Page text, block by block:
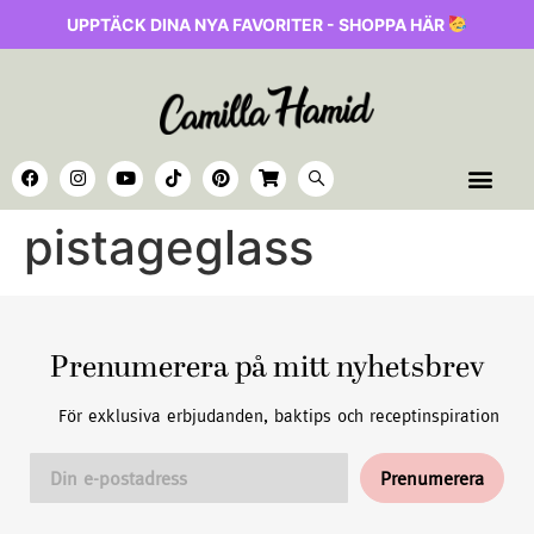
UPPTÄCK DINA NYA FAVORITER - SHOPPA HÄR
pistageglass
Prenumerera på mitt nyhetsbrev
För exklusiva erbjudanden, baktips och receptinspiration